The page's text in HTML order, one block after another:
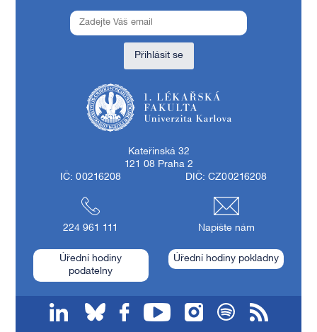
Přihlásit se
Kateřinská 32
121 08 Praha 2
IČ: 00216208
DIČ: CZ00216208
224 961 111 Napište nám
Úřední hodiny
podatelny
Úřední hodiny pokladny